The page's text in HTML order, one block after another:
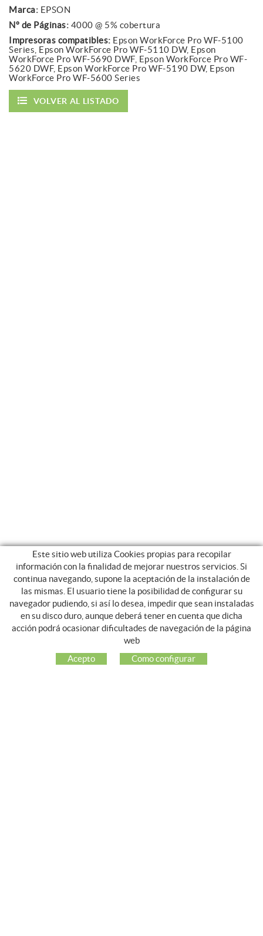
Marca: EPSON
Nº de Páginas: 4000 @ 5% cobertura
Impresoras compatibles: Epson WorkForce Pro WF-5100
Series, Epson WorkForce Pro WF-5110 DW, Epson
WorkForce Pro WF-5690 DWF, Epson WorkForce Pro WF-
5620 DWF, Epson WorkForce Pro WF-5190 DW, Epson
WorkForce Pro WF-5600 Series
VOLVER AL LISTADO
NOSOTROS
EMPRESA
MI CUENTA
Este sitio web utiliza Cookies propias para recopilar
información con la finalidad de mejorar nuestros servicios. Si
continua navegando, supone la aceptación de la instalación de
las mismas. El usuario tiene la posibilidad de configurar su
navegador pudiendo, si así lo desea, impedir que sean instaladas
en su disco duro, aunque deberá tener en cuenta que dicha
acción podrá ocasionar dificultades de navegación de la página
web
Acepto
Como configurar